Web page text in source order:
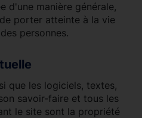
d'une manière générale,
porter atteinte à la vie
personnes.
que les logiciels, textes,
savoir-faire et tous les
le site sont la propriété